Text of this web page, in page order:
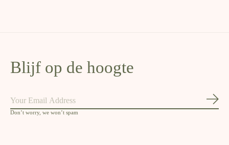
Blijf op de hoogte
Don’t worry, we won’t spam